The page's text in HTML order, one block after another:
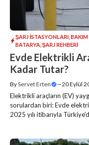
ŞARJ İSTASYONLARI BAKIM
BATARYA ŞARJ REHBERI
Evde Elektrikli
Kadar Tutar?
ByServet Erten —20 Eylül
Elektrikli araçların (EV)
sorulardan biri: Evde
2025 yılı itibarıyla